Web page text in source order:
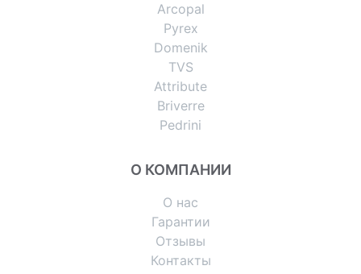
Arcopal
Pyrex
Domenik
TVS
Attribute
Briverre
Pedrini
О КОМПАНИИ
О нас
Гарантии
Отзывы
Контакты